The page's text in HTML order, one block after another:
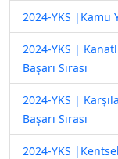
2024-YKS |Kamu
2024-YKS |
Başarı Sırası
2024-YKS |
Başarı Sırası
2024-YKS